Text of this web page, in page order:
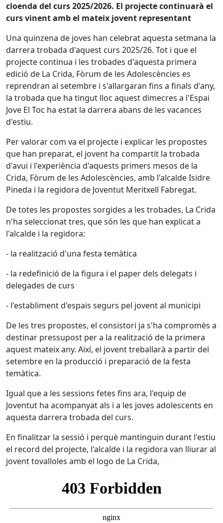
cloenda del curs 2025/2026. El projecte continuarà el
curs vinent amb el mateix jovent representant
Una quinzena de joves han celebrat aquesta setmana la
darrera trobada d'aquest curs 2025/26. Tot i que el
projecte continua i les trobades d'aquesta primera
edició de La Crida, Fòrum de les Adolescències es
reprendran al setembre i s'allargaran fins a finals d'any,
la trobada que ha tingut lloc aquest dimecres a l'Espai
Jove El Toc ha estat la darrera abans de les vacances
d'estiu.
Per valorar com va el projecte i explicar les propostes
que han preparat, el jovent ha compartit la trobada
d'avui i l'experiència d'aquests primers mesos de la
Crida, Fòrum de les Adolescències, amb l'alcalde Isidre
Pineda i la regidora de Joventut Meritxell Fabregat.
De totes les propostes sorgides a les trobades, La Crida
n'ha seleccionat tres, que són les que han explicat a
l'alcalde i la regidora:
- la realització d'una festa temàtica
- la redefinició de la figura i el paper dels delegats i
delegades de curs
- l'establiment d'espais segurs pel jovent al municipi
De les tres propostes, el consistori ja s'ha compromès a
destinar pressupost per a la realització de la primera
aquest mateix any. Així, el jovent treballarà a partir del
setembre en la producció i preparació de la festa
temàtica.
Igual que a les sessions fetes fins ara, l'equip de
Joventut ha acompanyat als i a les joves adolescents en
aquesta darrera trobada del curs.
En finalitzar la sessió i perquè mantinguin durant l'estiu
el record del projecte, l'alcalde i la regidora van lliurar al
jovent tovalloles amb el logo de La Crida,